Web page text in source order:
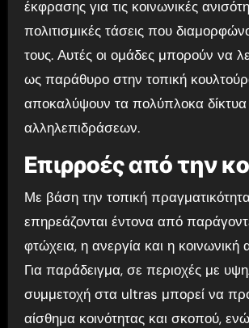
έκφρασης για τις κοινωνικές
πολιτισμικές τάσεις που
τους. Αυτές οι ομάδες μπορούν να
ως παράθυρο στην τοπική
αποκαλύψουν τα πολύπλοκα δίκτυα
αλληλεπιδράσεων.
Επιρροές από την
Με βάση την τοπική
επηρεάζονται έντονα από
φτώχεια, η ανεργία και η
Για παράδειγμα, σε περιοχές με
συμμετοχή στα ultras μπορεί να
αίσθημα κοινότητας και σκοπού,